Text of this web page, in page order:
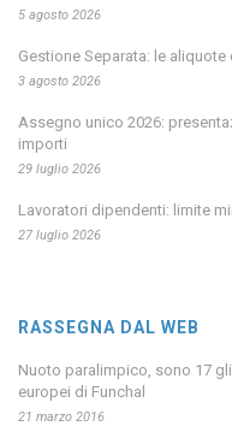
5 agosto 2026
Gestione Separata: le
3 agosto 2026
Assegno unico 2026:
importi
29 luglio 2026
Lavoratori dipendenti: limite
27 luglio 2026
RASSEGNA DAL WEB
Nuoto paralimpico, sono 17
europei di Funchal
21 marzo 2016